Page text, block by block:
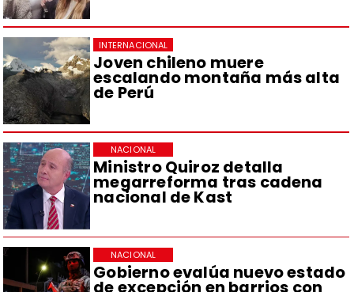
Joven chileno muere
escalando montaña más alta
de Perú
INTERNACIONAL
Ministro Quiroz detalla
megarreforma tras cadena
nacional de Kast
NACIONAL
Gobierno evalúa nuevo estado
de excepción en barrios con
NACIONAL